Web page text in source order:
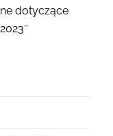
dotyczące